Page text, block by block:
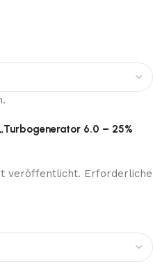
6.0 – 25%
veröffentlicht. Erforderliche